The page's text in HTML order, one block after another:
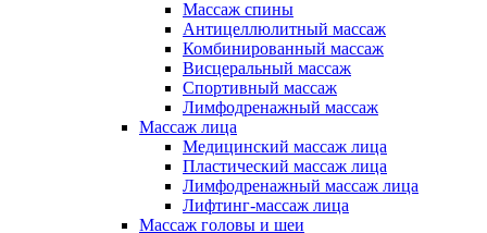
Массаж спины
Антицеллюлитный массаж
Комбинированный массаж
Висцеральный массаж
Спортивный массаж
Лимфодренажный массаж
Массаж лица
Медицинский массаж лица
Пластический массаж лица
Лимфодренажный массаж лица
Лифтинг-массаж лица
Массаж головы и шеи